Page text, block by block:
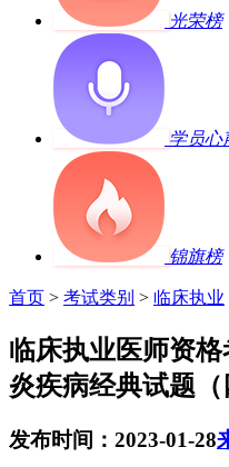
光荣榜
学员心
锦旗榜
首页 > 考试类别 > 临床执业
临床执业医师资
炎疾病经典试题（
发布时间：2023-01-28